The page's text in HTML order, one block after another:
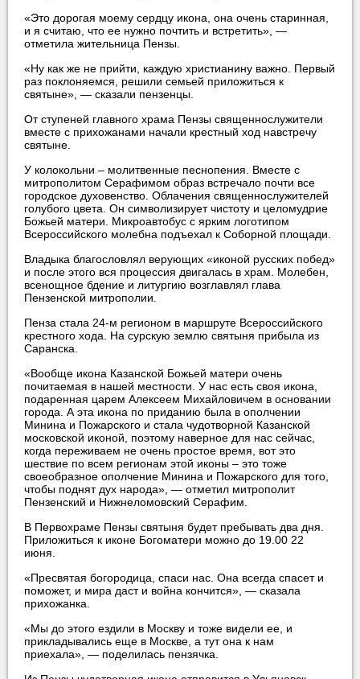
«Это дорогая моему сердцу икона, она очень старинная,
и я считаю, что ее нужно почтить и встретить», —
отметила жительница Пензы.
«Ну как же не прийти, каждую христианину важно. Первый
раз поклоняемся, решили семьей приложиться к
святыне», — сказали пензенцы.
От ступеней главного храма Пензы священнослужители
вместе с прихожанами начали крестный ход навстречу
святыне.
У колокольни – молитвенные песнопения. Вместе с
митрополитом Серафимом образ встречало почти все
городское духовенство. Облачения священнослужителей
голубого цвета. Он символизирует чистоту и целомудрие
Божьей матери. Микроавтобус с ярким логотипом
Всероссийского молебна подъехал к Соборной площади.
Владыка благословлял верующих «иконой русских побед»
и после этого вся процессия двигалась в храм. Молебен,
всенощное бдение и литургию возглавлял глава
Пензенской митрополии.
Пенза стала 24-м регионом в маршруте Всероссийского
крестного хода. На сурскую землю святыня прибыла из
Саранска.
«Вообще икона Казанской Божьей матери очень
почитаемая в нашей местности. У нас есть своя икона,
подаренная царем Алексеем Михайловичем в основании
города. А эта икона по приданию была в ополчении
Минина и Пожарского и стала чудотворной Казанской
московской иконой, поэтому наверное для нас сейчас,
когда переживаем не очень простое время, вот это
шествие по всем регионам этой иконы – это тоже
своеобразное ополчение Минина и Пожарского для того,
чтобы поднят дух народа», — отметил митрополит
Пензенский и Нижнеломовский Серафим.
В Первохраме Пензы святыня будет пребывать два дня.
Приложиться к иконе Богоматери можно до 19.00 22
июня.
«Пресвятая богородица, спаси нас. Она всегда спасет и
поможет, и мира даст и война кончится», — сказала
прихожанка.
«Мы до этого ездили в Москву и тоже видели ее, и
прикладывались еще в Москве, а тут она к нам
приехала», — поделилась пензячка.